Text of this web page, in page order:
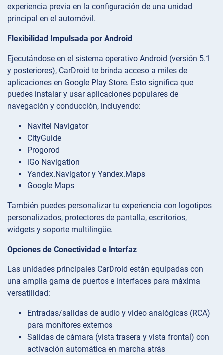
experiencia previa en la configuración de una unidad
principal en el automóvil.
Flexibilidad Impulsada por Android
Ejecutándose en el sistema operativo Android (versión 5.1
y posteriores), CarDroid te brinda acceso a miles de
aplicaciones en Google Play Store. Esto significa que
puedes instalar y usar aplicaciones populares de
navegación y conducción, incluyendo:
Navitel Navigator
CityGuide
Progorod
iGo Navigation
Yandex.Navigator y Yandex.Maps
Google Maps
También puedes personalizar tu experiencia con logotipos
personalizados, protectores de pantalla, escritorios,
widgets y soporte multilingüe.
Opciones de Conectividad e Interfaz
Las unidades principales CarDroid están equipadas con
una amplia gama de puertos e interfaces para máxima
versatilidad:
Entradas/salidas de audio y video analógicas (RCA)
para monitores externos
Salidas de cámara (vista trasera y vista frontal) con
activación automática en marcha atrás